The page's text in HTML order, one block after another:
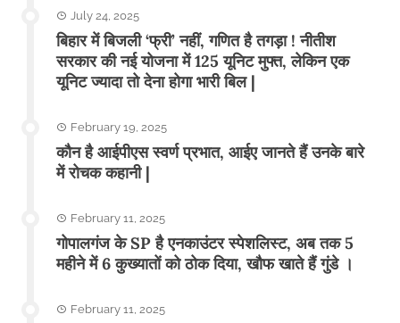
July 24, 2025
बिहार में बिजली ‘फ्री’ नहीं, गणित है तगड़ा ! नीतीश
सरकार की नई योजना में 125 यूनिट मुफ्त, लेकिन एक
यूनिट ज्यादा तो देना होगा भारी बिल |
February 19, 2025
कौन है आईपीएस स्वर्ण प्रभात, आईए जानते हैं उनके बारे
में रोचक कहानी |
February 11, 2025
गोपालगंज के SP है एनकाउंटर स्पेशलिस्ट, अब तक 5
महीने में 6 कुख्यातों को ठोक दिया, खौफ खाते हैं गुंडे ।
February 11, 2025